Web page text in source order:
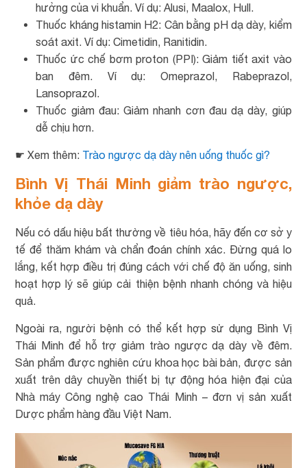
hưởng của vi khuẩn. Ví dụ: Alusi, Maalox, Hull.
Thuốc kháng histamin H2: Cân bằng pH dạ dày, kiểm
soát axit. Ví dụ: Cimetidin, Ranitidin.
Thuốc ức chế bơm proton (PPI): Giảm tiết axit vào
ban đêm. Ví dụ: Omeprazol, Rabeprazol,
Lansoprazol.
Thuốc giảm đau: Giảm nhanh cơn đau dạ dày, giúp
dễ chịu hơn.
☛ Xem thêm: Trào ngược dạ dày nên uống thuốc gì?
Bình Vị Thái Minh giảm trào ngược,
khỏe dạ dày
Nếu có dấu hiệu bất thường về tiêu hóa, hãy đến cơ sở y
tế để thăm khám và chẩn đoán chính xác. Đừng quá lo
lắng, kết hợp điều trị đúng cách với chế độ ăn uống, sinh
hoạt hợp lý sẽ giúp cải thiện bệnh nhanh chóng và hiệu
quả.
Ngoài ra, người bệnh có thể kết hợp sử dụng Bình Vị
Thái Minh để hỗ trợ giảm trào ngược dạ dày về đêm.
Sản phẩm được nghiên cứu khoa học bài bản, được sản
xuất trên dây chuyền thiết bị tự động hóa hiện đại của
Nhà máy Công nghệ cao Thái Minh – đơn vị sản xuất
Dược phẩm hàng đầu Việt Nam.